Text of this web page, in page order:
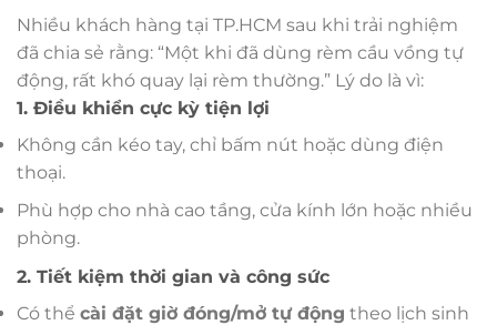
Nhiều khách hàng tại TP.HCM sau khi trải nghiệm
đã chia sẻ rằng: “Một khi đã dùng rèm cầu vồng tự
động, rất khó quay lại rèm thường.” Lý do là vì:
1. Điều khiển cực kỳ tiện lợi
Không cần kéo tay, chỉ bấm nút hoặc dùng điện
thoại.
Phù hợp cho nhà cao tầng, cửa kính lớn hoặc nhiều
phòng.
2. Tiết kiệm thời gian và công sức
Có thể cài đặt giờ đóng/mở tự động theo lịch sinh